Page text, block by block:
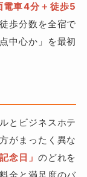
電車4分＋徒歩5
歩分数を全宿で
中心か」を最初
とビジネスホテ
がまったく異な
念日」 のどれを